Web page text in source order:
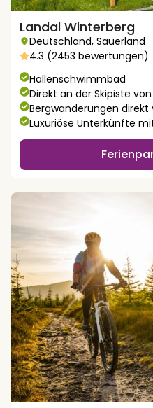
Landal Winterberg
Deutschland, Sauerland
4.3 (2453 bewertungen)
Hallenschwimmbad
Direkt an der Skipiste
Bergwanderungen direkt
Luxuriöse Unterkünfte